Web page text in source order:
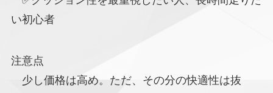
い初心者
注意点
少し価格は高め。ただ、その分の快適性は抜